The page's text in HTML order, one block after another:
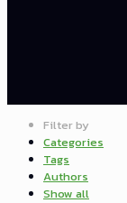
Filter by
Categories
Tags
Authors
Show all